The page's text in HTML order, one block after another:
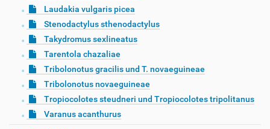
Laudakia vulgaris picea
Stenodactylus sthenodactylus
Takydromus sexlineatus
Tarentola chazaliae
Tribolonotus gracilis und T. novaeguineae
Tribolonotus novaeguineae
Tropiocolotes steudneri und Tropiocolotes tripolitanus
Varanus acanthurus